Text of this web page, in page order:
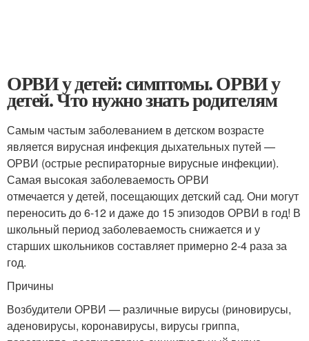
ОРВИ у детей: симптомы. ОРВИ у
детей. Что нужно знать родителям
Самым частым заболеванием в детском возрасте
является вирусная инфекция дыхательных путей —
ОРВИ (острые респираторные вирусные инфекции).
Самая высокая заболеваемость ОРВИ
отмечается у детей, посещающих детский сад. Они могут
переносить до 6-12 и даже до 15 эпизодов ОРВИ в год! В
школьный период заболеваемость снижается и у
старших школьников составляет примерно 2-4 раза за
год.
Причины
Возбудители ОРВИ — различные вирусы (риновирусы,
аденовирусы, коронавирусы, вирусы гриппа,